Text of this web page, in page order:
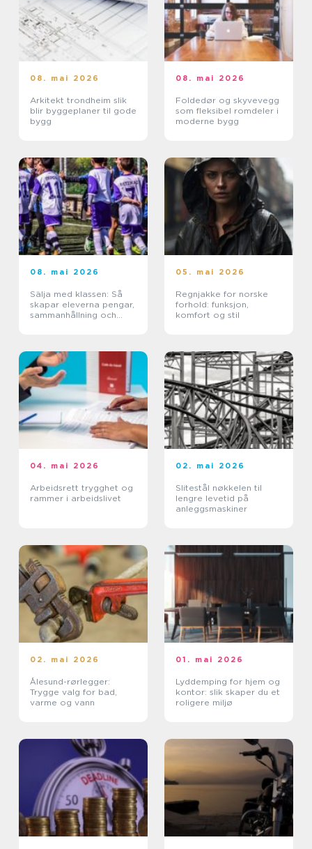
08. mai 2026
Arkitekt trondheim slik
blir byggeplaner til gode
bygg
08. mai 2026
Foldedør og skyvevegg
som fleksibel romdeler i
moderne bygg
08. mai 2026
Sälja med klassen: Så
skapar eleverna pengar,
sammanhållning och
05. mai 2026
Regnjakke for norske
forhold: funksjon,
komfort og stil
04. mai 2026
Arbeidsrett trygghet og
rammer i arbeidslivet
02. mai 2026
Slitestål nøkkelen til
lengre levetid på
anleggsmaskiner
02. mai 2026
Ålesund-rørlegger:
Trygge valg for bad,
varme og vann
01. mai 2026
Lyddemping for hjem og
kontor: slik skaper du et
roligere miljø